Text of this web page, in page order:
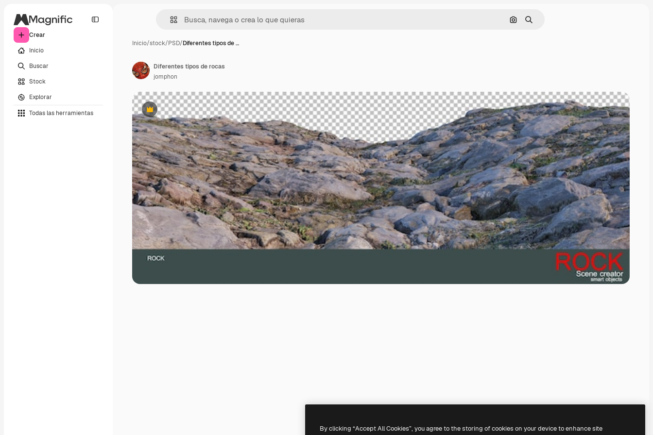
Crear
Inicio
Buscar
Stock
Explorar
Todas las herramientas
Buscar por imagen
Buscar
Inicio/stock/PSD/Diferentes tipos de …
Premium
Diferentes tipos de rocas
jomphon
By clicking “Accept All Cookies”, you agree to the storing of cookies on your device to enhance site